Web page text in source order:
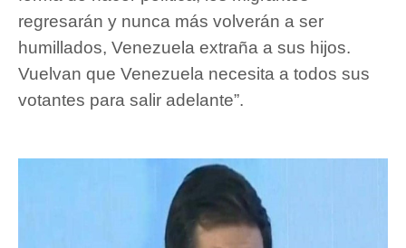
regresarán y nunca más volverán a ser
humillados, Venezuela extraña a sus hijos.
Vuelvan que Venezuela necesita a todos sus
votantes para salir adelante”.